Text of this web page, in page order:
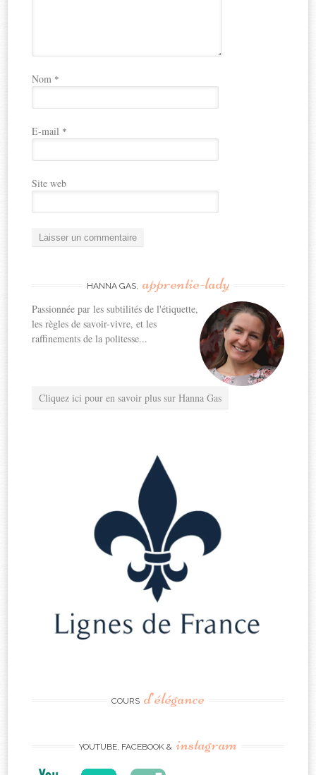
Nom *
E-mail *
Site web
HANNA GAS, apprentie-lady
Passionnée par les subtilités de l'étiquette,
les règles de savoir-vivre, et les
raffinements de la politesse...
Cliquez ici pour en savoir plus sur Hanna Gas
COURS d’élégance
YOUTUBE, FACEBOOK & instagram